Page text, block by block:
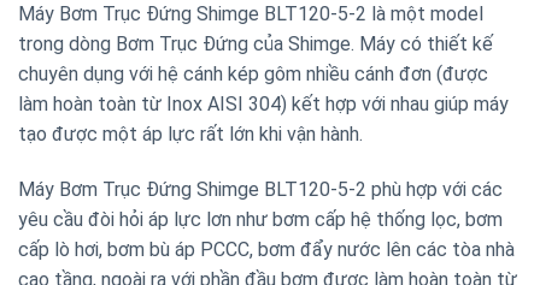
Máy Bơm Trục Đứng Shimge BLT120-5-2 là một model
trong dòng Bơm Trục Đứng của Shimge. Máy có thiết kế
chuyên dụng với hệ cánh kép gôm nhiều cánh đơn (được
làm hoàn toàn từ Inox AISI 304) kết hợp với nhau giúp máy
tạo được một áp lực rất lớn khi vận hành.
Máy Bơm Trục Đứng Shimge BLT120-5-2 phù hợp với các
yêu cầu đòi hỏi áp lực lơn như bơm cấp hệ thống lọc, bơm
cấp lò hơi, bơm bù áp PCCC, bơm đẩy nước lên các tòa nhà
cao tầng, ngoài ra với phần đầu bơm được làm hoàn toàn từ